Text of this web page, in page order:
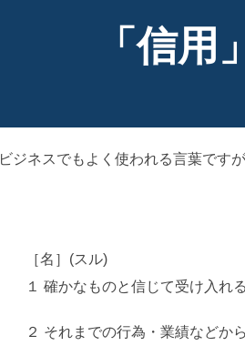
「信用
ビジネスでもよく使われる言葉です
［名］(スル)
１ 確かなものと信じて受け入
２ それまでの行為・業績などか